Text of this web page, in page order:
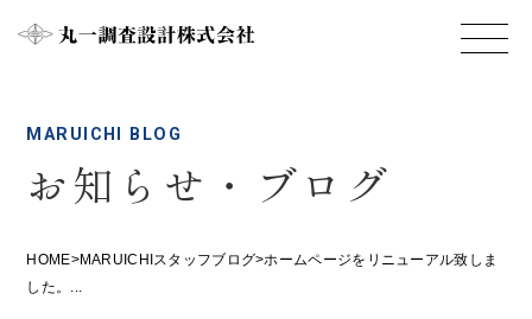
MARUICHI BLOG
お知らせ・ブログ
HOME>MARUICHIスタッフブログ>ホームページをリニューアル致しま
した。...